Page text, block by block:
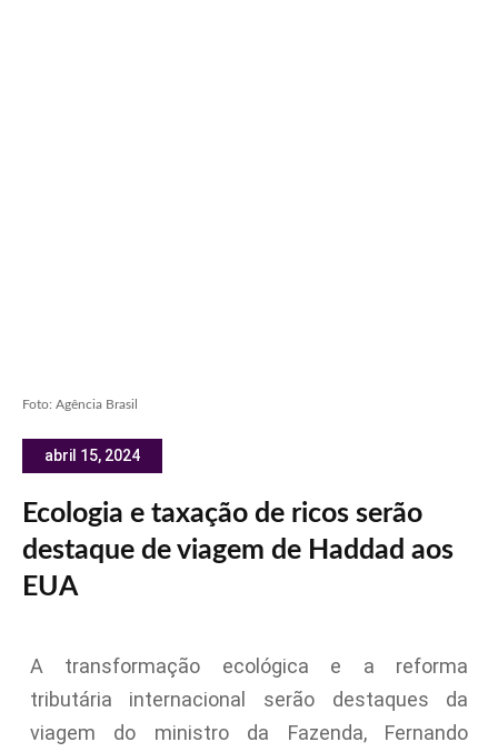
Foto: Agência Brasil
abril 15, 2024
Ecologia e taxação de ricos serão
destaque de viagem de Haddad aos
EUA
A transformação ecológica e a reforma
tributária internacional serão destaques da
viagem do ministro da Fazenda, Fernando